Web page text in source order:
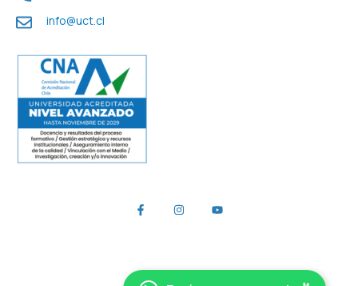
info@uct.cl